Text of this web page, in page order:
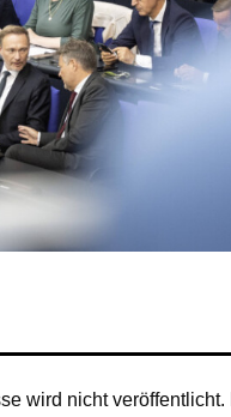
wird nicht veröffentlicht.